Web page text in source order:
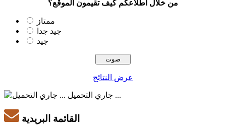
من خلال اطلاعكم كيف تقيمون الموقع؟
ممتاز
جيد جدا
جيد
عرض النتائج
جاري التحميل ...
القائمة البريدية